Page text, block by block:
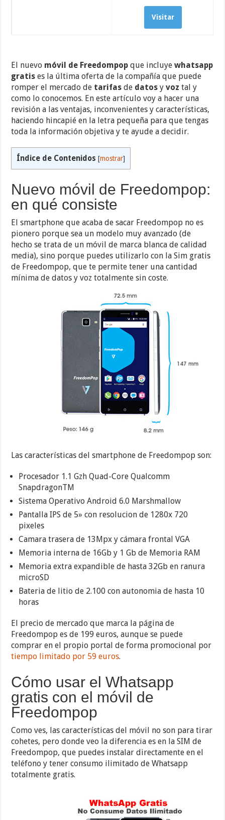
Visitar
El nuevo móvil de Freedompop que incluyewhatsapp
gratis es la última oferta de la compañía que puede
romper el mercado de tarifas de datos yvoz tal y
como lo conocemos. En este artículo voy a hacer una
revisión a las ventajas, inconvenientes y características,
haciendo hincapié en la letra pequeña para que tengas
toda la información objetiva y te ayude a decidir.
Índice de Contenidos [mostrar]
Nuevo móvil de Freedompop:
en qué consiste
El smartphone que acaba de sacar Freedompop no es
pionero porque sea un modelo muy avanzado (de
hecho se trata de un móvil de marca blanca de calidad
media), sino porque puedes utilizarlo con la Sim gratis
de Freedompop, que te permite tener una cantidad
mínima de datos y voz totalmente sin coste.
Las características del smartphone de Freedompop son:
Procesador 1.1 Gzh Quad-Core Qualcomm
SnapdragonTM
Sistema Operativo Android 6.0 Marshmallow
Pantalla IPS de 5» con resolucion de 1280x 720
pixeles
Camara trasera de 13Mpx y cámara frontal VGA
Memoria interna de 16Gb y 1 Gb de Memoria RAM
Memoria extra expandible de hasta 32Gb en ranura
microSD
Bateria de litio de 2.100 con autonomia de hasta 10
horas
El precio de mercado que marca la página de
Freedompop es de 199 euros, aunque se puede
comprar en el propio portal de forma promocional por
tiempo limitado por 59 euros.
Cómo usar el Whatsapp
gratis con el móvil de
Freedompop
Como ves, las características del móvil no son para tirar
cohetes, pero donde veo la diferencia es en la SIM de
Freedompop, que puedes instalar directamente en el
teléfono y tener consumo ilimitado de Whatsapp
totalmente gratis.